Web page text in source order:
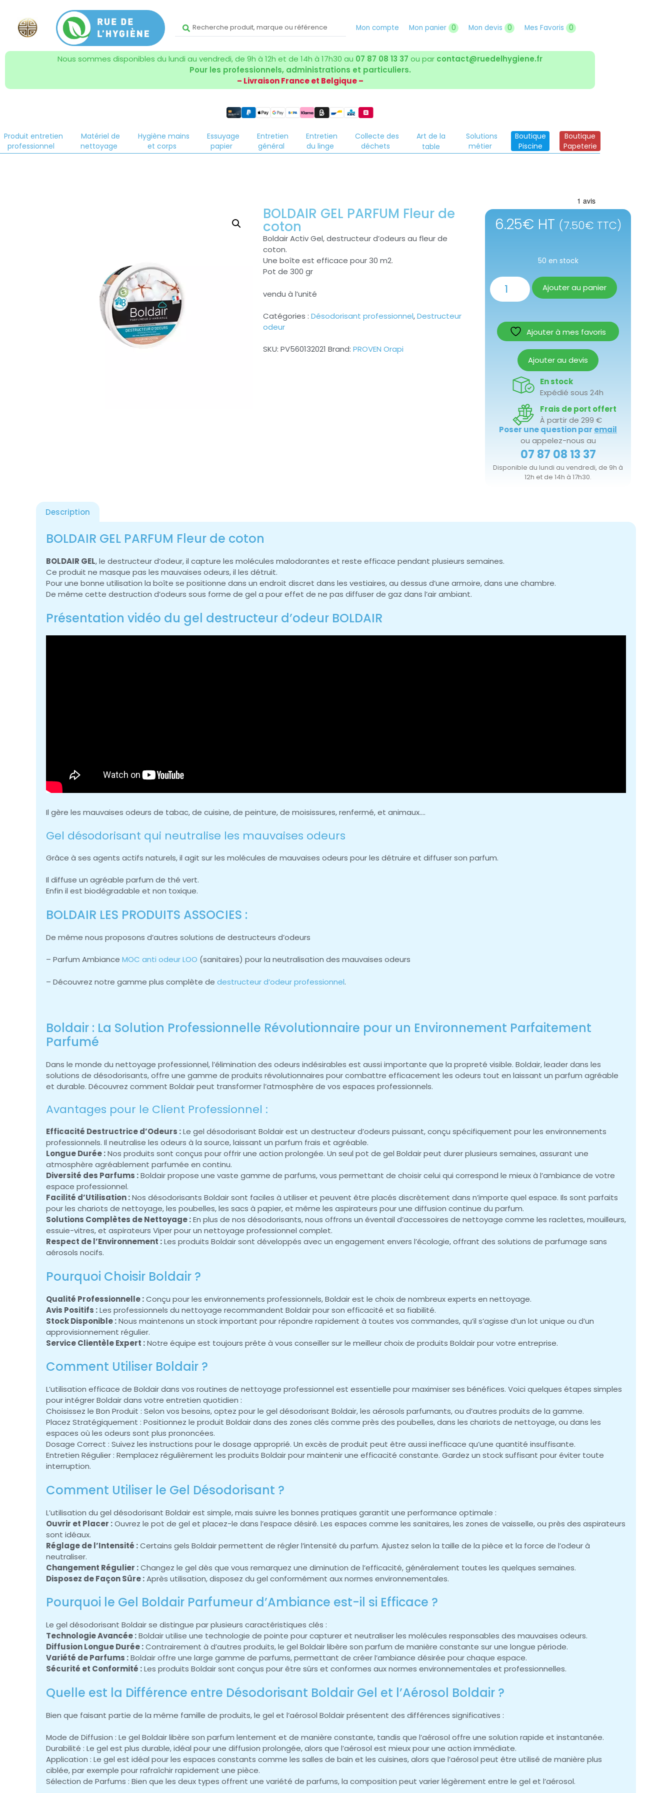
Mon compte Mon panier 0 Mon devis 0 Mes Favoris 0
Nous sommes disponibles du lundi au vendredi, de 9h à 12h et de 14h à 17h30 au 07 87 08 13 37 ou par contact@ruedelhygiene.fr
Pour les professionnels, administrations et particuliers.
– Livraison France et Belgique –
Produit entretien
professionnel
Matériel de
nettoyage
Hygiène mains
et corps
Essuyage
papier
Entretien
général
Entretien
du linge
Collecte des
déchets
Art de la
table
Solutions
métier
Boutique
Piscine
Boutique
Papeterie
BOLDAIR GEL PARFUM Fleur de
coton
Boldair Activ Gel, destructeur d’odeurs au fleur de
coton.
Une boîte est efficace pour 30 m2.
Pot de 300 gr
vendu à l’unité
Catégories : Désodorisant professionnel,Destructeur
odeur
SKU: PV560132021 Brand: PROVEN Orapi
6.25€ HT (7.50€ TTC)
50 en stock
Ajouter au panier
Ajouter à mes favoris
Ajouter au devis
En stock
Expédié sous 24h
Frais de port offert
À partir de 299 €
Poser une question par email
ou appelez-nous au
07 87 08 13 37
Disponible du lundi au vendredi, de 9h à
12h et de 14h à 17h30.
Description
BOLDAIR GEL PARFUM Fleur de coton
BOLDAIR GEL, le destructeur d’odeur, il capture les molécules malodorantes et reste efficace pendant plusieurs semaines.
Ce produit ne masque pas les mauvaises odeurs, il les détruit.
Pour une bonne utilisation la boîte se positionne dans un endroit discret dans les vestiaires, au dessus d’une armoire, dans une chambre.
De même cette destruction d’odeurs sous forme de gel a pour effet de ne pas diffuser de gaz dans l’air ambiant.
Présentation vidéo du gel destructeur d’odeur BOLDAIR
Il gère les mauvaises odeurs de tabac, de cuisine, de peinture, de moisissures, renfermé, et animaux….
Gel désodorisant qui neutralise les mauvaises odeurs
Grâce à ses agents actifs naturels, il agit sur les molécules de mauvaises odeurs pour les détruire et diffuser son parfum.
Il diffuse un agréable parfum de thé vert.
Enfin il est biodégradable et non toxique.
BOLDAIR LES PRODUITS ASSOCIES :
De même nous proposons d’autres solutions de destructeurs d’odeurs
– Parfum Ambiance MOC anti odeur LOO (sanitaires) pour la neutralisation des mauvaises odeurs
– Découvrez notre gamme plus complète de destructeur d’odeur professionnel.
Boldair : La Solution Professionnelle Révolutionnaire pour un Environnement Parfaitement
Parfumé
Dans le monde du nettoyage professionnel, l’élimination des odeurs indésirables est aussi importante que la propreté visible. Boldair, leader dans les
solutions de désodorisants, offre une gamme de produits révolutionnaires pour combattre efficacement les odeurs tout en laissant un parfum agréable
et durable. Découvrez comment Boldair peut transformer l’atmosphère de vos espaces professionnels.
Avantages pour le Client Professionnel :
Efficacité Destructrice d’Odeurs :Le gel désodorisant Boldair est un destructeur d’odeurs puissant, conçu spécifiquement pour les environnements
professionnels. Il neutralise les odeurs à la source, laissant un parfum frais et agréable.
Longue Durée :Nos produits sont conçus pour offrir une action prolongée. Un seul pot de gel Boldair peut durer plusieurs semaines, assurant une
atmosphère agréablement parfumée en continu.
Diversité des Parfums :Boldair propose une vaste gamme de parfums, vous permettant de choisir celui qui correspond le mieux à l’ambiance de votre
espace professionnel.
Facilité d’Utilisation :Nos désodorisants Boldair sont faciles à utiliser et peuvent être placés discrètement dans n’importe quel espace. Ils sont parfaits
pour les chariots de nettoyage, les poubelles, les sacs à papier, et même les aspirateurs pour une diffusion continue du parfum.
Solutions Complètes de Nettoyage :En plus de nos désodorisants, nous offrons un éventail d’accessoires de nettoyage comme les raclettes, mouilleurs,
essuie-vitres, et aspirateurs Viper pour un nettoyage professionnel complet.
Respect de l’Environnement :Les produits Boldair sont développés avec un engagement envers l’écologie, offrant des solutions de parfumage sans
aérosols nocifs.
Pourquoi Choisir Boldair ?
Qualité Professionnelle :Conçu pour les environnements professionnels, Boldair est le choix de nombreux experts en nettoyage.
Avis Positifs :Les professionnels du nettoyage recommandent Boldair pour son efficacité et sa fiabilité.
Stock Disponible :Nous maintenons un stock important pour répondre rapidement à toutes vos commandes, qu’il s’agisse d’un lot unique ou d’un
approvisionnement régulier.
Service Clientèle Expert :Notre équipe est toujours prête à vous conseiller sur le meilleur choix de produits Boldair pour votre entreprise.
Comment Utiliser Boldair ?
L’utilisation efficace de Boldair dans vos routines de nettoyage professionnel est essentielle pour maximiser ses bénéfices. Voici quelques étapes simples
pour intégrer Boldair dans votre entretien quotidien :
Choisissez le Bon Produit : Selon vos besoins, optez pour le gel désodorisant Boldair, les aérosols parfumants, ou d’autres produits de la gamme.
Placez Stratégiquement : Positionnez le produit Boldair dans des zones clés comme près des poubelles, dans les chariots de nettoyage, ou dans les
espaces où les odeurs sont plus prononcées.
Dosage Correct : Suivez les instructions pour le dosage approprié. Un excès de produit peut être aussi inefficace qu’une quantité insuffisante.
Entretien Régulier : Remplacez régulièrement les produits Boldair pour maintenir une efficacité constante. Gardez un stock suffisant pour éviter toute
interruption.
Comment Utiliser le Gel Désodorisant ?
L’utilisation du gel désodorisant Boldair est simple, mais suivre les bonnes pratiques garantit une performance optimale :
Ouvrir et Placer :Ouvrez le pot de gel et placez-le dans l’espace désiré. Les espaces comme les sanitaires, les zones de vaisselle, ou près des aspirateurs
sont idéaux.
Réglage de l’Intensité :Certains gels Boldair permettent de régler l’intensité du parfum. Ajustez selon la taille de la pièce et la force de l’odeur à
neutraliser.
Changement Régulier :Changez le gel dès que vous remarquez une diminution de l’efficacité, généralement toutes les quelques semaines.
Disposez de Façon Sûre :Après utilisation, disposez du gel conformément aux normes environnementales.
Pourquoi le Gel Boldair Parfumeur d’Ambiance est-il si Efficace ?
Le gel désodorisant Boldair se distingue par plusieurs caractéristiques clés :
Technologie Avancée :Boldair utilise une technologie de pointe pour capturer et neutraliser les molécules responsables des mauvaises odeurs.
Diffusion Longue Durée :Contrairement à d’autres produits, le gel Boldair libère son parfum de manière constante sur une longue période.
Variété de Parfums :Boldair offre une large gamme de parfums, permettant de créer l’ambiance désirée pour chaque espace.
Sécurité et Conformité :Les produits Boldair sont conçus pour être sûrs et conformes aux normes environnementales et professionnelles.
Quelle est la Différence entre Désodorisant Boldair Gel et l’Aérosol Boldair ?
Bien que faisant partie de la même famille de produits, le gel et l’aérosol Boldair présentent des différences significatives :
Mode de Diffusion : Le gel Boldair libère son parfum lentement et de manière constante, tandis que l’aérosol offre une solution rapide et instantanée.
Durabilité : Le gel est plus durable, idéal pour une diffusion prolongée, alors que l’aérosol est mieux pour une action immédiate.
Application : Le gel est idéal pour les espaces constants comme les salles de bain et les cuisines, alors que l’aérosol peut être utilisé de manière plus
ciblée, par exemple pour rafraîchir rapidement une pièce.
Sélection de Parfums : Bien que les deux types offrent une variété de parfums, la composition peut varier légèrement entre le gel et l’aérosol.